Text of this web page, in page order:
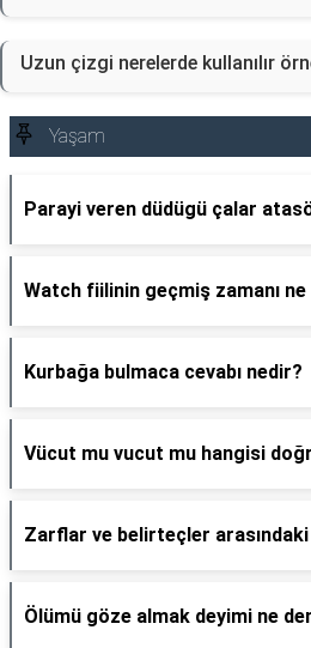
Uzun çizgi nerelerde kullanılır
Yaşam
Parayi veren düdügü çalar
Watch fiilinin geçmiş zamanı ne
Kurbağa bulmaca cevabı nedir?
Vücut mu vucut mu hangisi
Zarflar ve belirteçler
Ölümü göze almak deyimi ne